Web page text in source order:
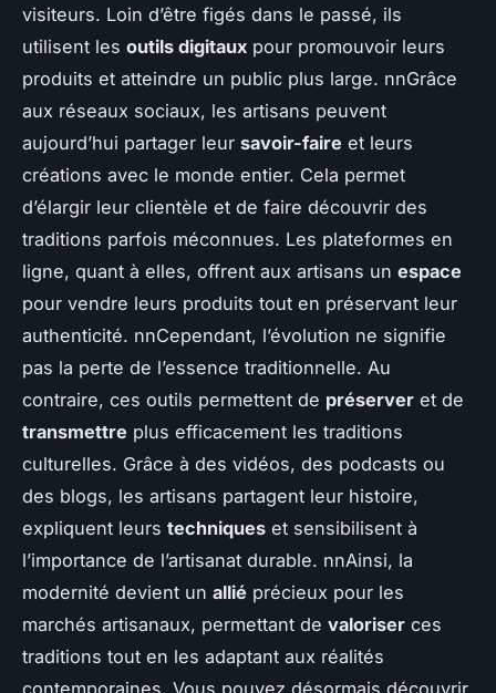
visiteurs. Loin d’être figés dans le passé, ils
utilisent les outils digitaux pour promouvoir leurs
produits et atteindre un public plus large. nnGrâce
aux réseaux sociaux, les artisans peuvent
aujourd’hui partager leur savoir-faire et leurs
créations avec le monde entier. Cela permet
d’élargir leur clientèle et de faire découvrir des
traditions parfois méconnues. Les plateformes en
ligne, quant à elles, offrent aux artisans un espace
pour vendre leurs produits tout en préservant leur
authenticité. nnCependant, l’évolution ne signifie
pas la perte de l’essence traditionnelle. Au
contraire, ces outils permettent de préserver et de
transmettre plus efficacement les traditions
culturelles. Grâce à des vidéos, des podcasts ou
des blogs, les artisans partagent leur histoire,
expliquent leurs techniques et sensibilisent à
l’importance de l’artisanat durable. nnAinsi, la
modernité devient un allié précieux pour les
marchés artisanaux, permettant de valoriser ces
traditions tout en les adaptant aux réalités